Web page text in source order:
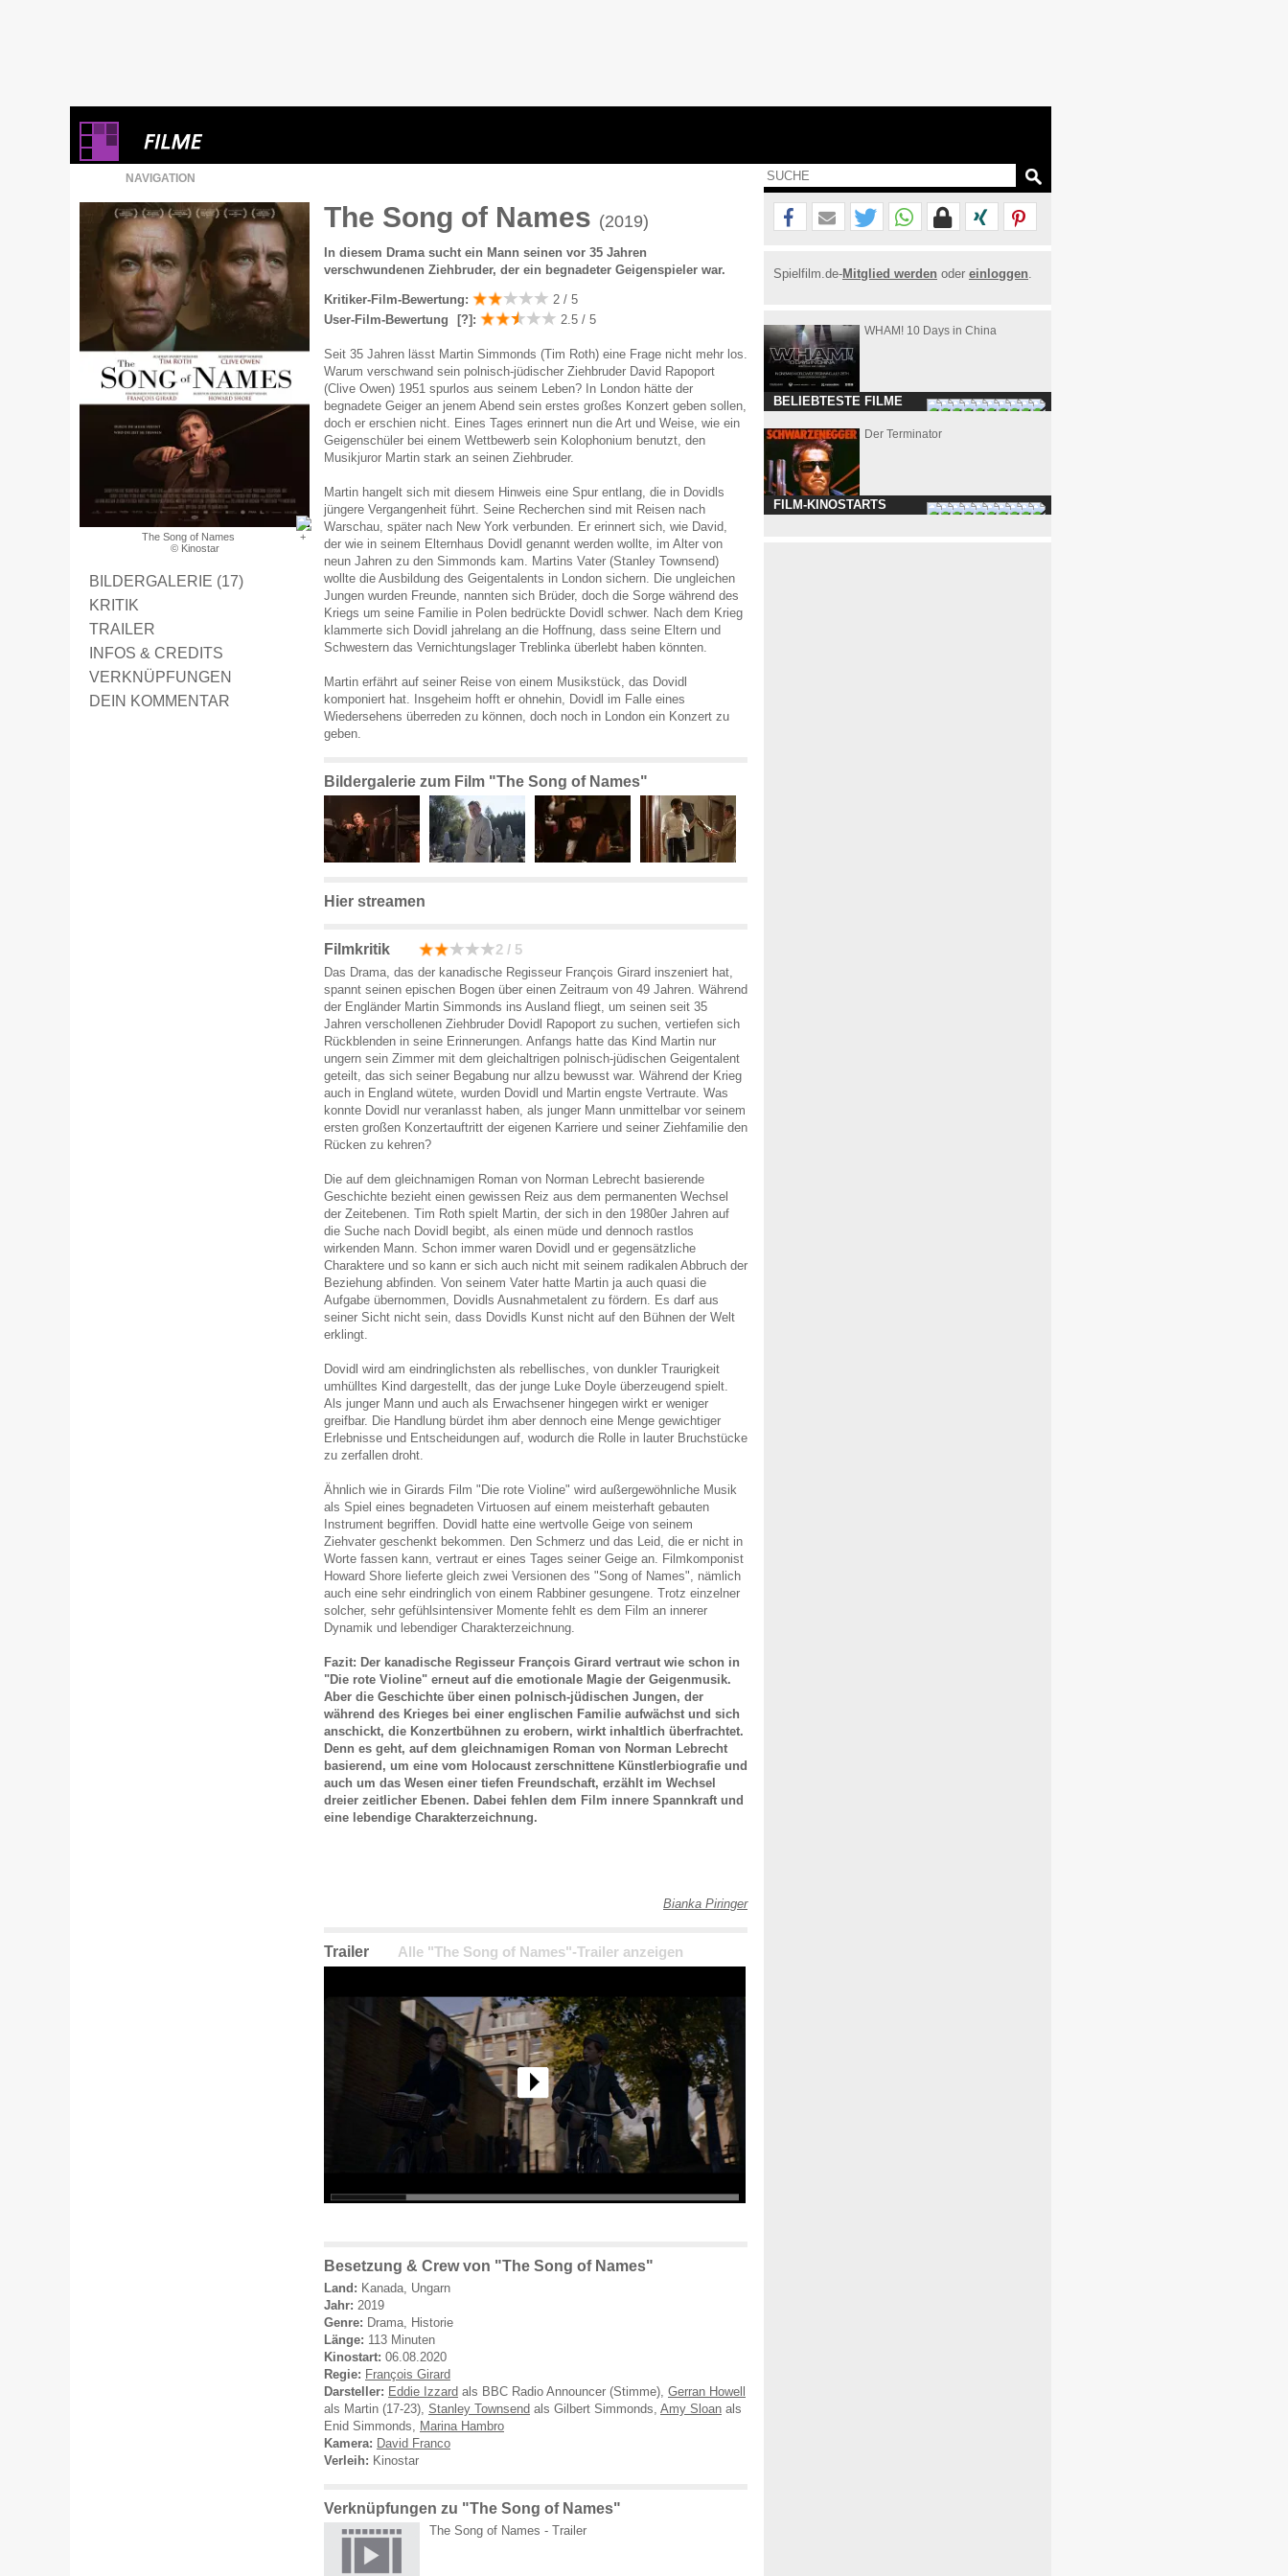
NAVIGATION
The Song of Names
© Kinostar
BILDERGALERIE (17)
KRITIK
TRAILER
INFOS & CREDITS
VERKNÜPFUNGEN
DEIN KOMMENTAR
The Song of Names (2019)
In diesem Drama sucht ein Mann seinen vor 35 Jahren
verschwundenen Ziehbruder, der ein begnadeter Geigenspieler war.
Kritiker-Film-Bewertung:
2 / 5
User-Film-Bewertung
[?] : 2.5 / 5
Seit 35 Jahren lässt Martin Simmonds (Tim Roth) eine Frage nicht mehr los.
Warum verschwand sein polnisch-jüdischer Ziehbruder David Rapoport
(Clive Owen) 1951 spurlos aus seinem Leben? In London hätte der
begnadete Geiger an jenem Abend sein erstes großes Konzert geben sollen,
doch er erschien nicht. Eines Tages erinnert nun die Art und Weise, wie ein
Geigenschüler bei einem Wettbewerb sein Kolophonium benutzt, den
Musikjuror Martin stark an seinen Ziehbruder.
Martin hangelt sich mit diesem Hinweis eine Spur entlang, die in Dovidls
jüngere Vergangenheit führt. Seine Recherchen sind mit Reisen nach
Warschau, später nach New York verbunden. Er erinnert sich, wie David,
der wie in seinem Elternhaus Dovidl genannt werden wollte, im Alter von
neun Jahren zu den Simmonds kam. Martins Vater (Stanley Townsend)
wollte die Ausbildung des Geigentalents in London sichern. Die ungleichen
Jungen wurden Freunde, nannten sich Brüder, doch die Sorge während des
Kriegs um seine Familie in Polen bedrückte Dovidl schwer. Nach dem Krieg
klammerte sich Dovidl jahrelang an die Hoffnung, dass seine Eltern und
Schwestern das Vernichtungslager Treblinka überlebt haben könnten.
Martin erfährt auf seiner Reise von einem Musikstück, das Dovidl
komponiert hat. Insgeheim hofft er ohnehin, Dovidl im Falle eines
Wiedersehens überreden zu können, doch noch in London ein Konzert zu
geben.
Bildergalerie zum Film "The Song of Names"
Hier streamen
Filmkritik 2 / 5
Das Drama, das der kanadische Regisseur François Girard inszeniert hat,
spannt seinen epischen Bogen über einen Zeitraum von 49 Jahren. Während
der Engländer Martin Simmonds ins Ausland fliegt, um seinen seit 35
Jahren verschollenen Ziehbruder Dovidl Rapoport zu suchen, vertiefen sich
Rückblenden in seine Erinnerungen. Anfangs hatte das Kind Martin nur
ungern sein Zimmer mit dem gleichaltrigen polnisch-jüdischen Geigentalent
geteilt, das sich seiner Begabung nur allzu bewusst war. Während der Krieg
auch in England wütete, wurden Dovidl und Martin engste Vertraute. Was
konnte Dovidl nur veranlasst haben, als junger Mann unmittelbar vor seinem
ersten großen Konzertauftritt der eigenen Karriere und seiner Ziehfamilie den
Rücken zu kehren?
Die auf dem gleichnamigen Roman von Norman Lebrecht basierende
Geschichte bezieht einen gewissen Reiz aus dem permanenten Wechsel
der Zeitebenen. Tim Roth spielt Martin, der sich in den 1980er Jahren auf
die Suche nach Dovidl begibt, als einen müde und dennoch rastlos
wirkenden Mann. Schon immer waren Dovidl und er gegensätzliche
Charaktere und so kann er sich auch nicht mit seinem radikalen Abbruch der
Beziehung abfinden. Von seinem Vater hatte Martin ja auch quasi die
Aufgabe übernommen, Dovidls Ausnahmetalent zu fördern. Es darf aus
seiner Sicht nicht sein, dass Dovidls Kunst nicht auf den Bühnen der Welt
erklingt.
Dovidl wird am eindringlichsten als rebellisches, von dunkler Traurigkeit
umhülltes Kind dargestellt, das der junge Luke Doyle überzeugend spielt.
Als junger Mann und auch als Erwachsener hingegen wirkt er weniger
greifbar. Die Handlung bürdet ihm aber dennoch eine Menge gewichtiger
Erlebnisse und Entscheidungen auf, wodurch die Rolle in lauter Bruchstücke
zu zerfallen droht.
Ähnlich wie in Girards Film "Die rote Violine" wird außergewöhnliche Musik
als Spiel eines begnadeten Virtuosen auf einem meisterhaft gebauten
Instrument begriffen. Dovidl hatte eine wertvolle Geige von seinem
Ziehvater geschenkt bekommen. Den Schmerz und das Leid, die er nicht in
Worte fassen kann, vertraut er eines Tages seiner Geige an. Filmkomponist
Howard Shore lieferte gleich zwei Versionen des "Song of Names", nämlich
auch eine sehr eindringlich von einem Rabbiner gesungene. Trotz einzelner
solcher, sehr gefühlsintensiver Momente fehlt es dem Film an innerer
Dynamik und lebendiger Charakterzeichnung.
Fazit: Der kanadische Regisseur François Girard vertraut wie schon in
"Die rote Violine" erneut auf die emotionale Magie der Geigenmusik.
Aber die Geschichte über einen polnisch-jüdischen Jungen, der
während des Krieges bei einer englischen Familie aufwächst und sich
anschickt, die Konzertbühnen zu erobern, wirkt inhaltlich überfrachtet.
Denn es geht, auf dem gleichnamigen Roman von Norman Lebrecht
basierend, um eine vom Holocaust zerschnittene Künstlerbiografie und
auch um das Wesen einer tiefen Freundschaft, erzählt im Wechsel
dreier zeitlicher Ebenen. Dabei fehlen dem Film innere Spannkraft und
eine lebendige Charakterzeichnung.
Bianka Piringer
Trailer Alle "The Song of Names"-Trailer anzeigen
Besetzung & Crew von "The Song of Names"
Land: Kanada, Ungarn
Jahr: 2019
Genre: Drama, Historie
Länge: 113 Minuten
Kinostart: 06.08.2020
Regie: François Girard
Darsteller: Eddie Izzard als BBC Radio Announcer (Stimme), Gerran Howell
als Martin (17-23), Stanley Townsend als Gilbert Simmonds, Amy Sloan als
Enid Simmonds, Marina Hambro
Kamera: David Franco
Verleih: Kinostar
Verknüpfungen zu "The Song of Names"
The Song of Names - Trailer
Spielfilm.de-Mitglied werden oder einloggen.
WHAM! 10 Days in China
BELIEBTESTE FILME
Der Terminator
FILM-KINOSTARTS